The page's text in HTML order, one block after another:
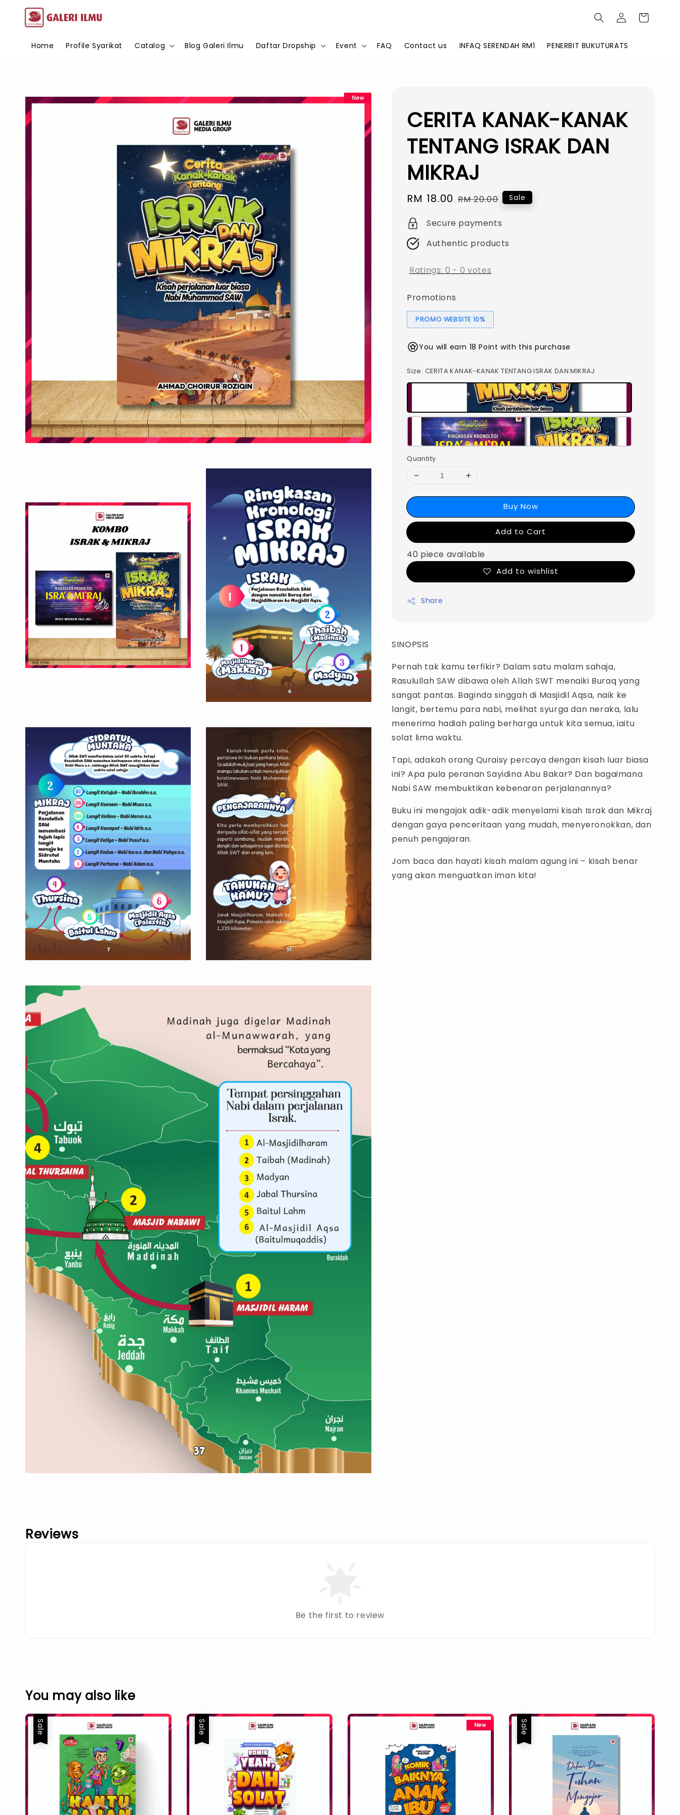
Home Profile Syarikat Catalog Blog Galeri Ilmu Daftar Dropship Event FAQ Contact us INFAQ SERENDAH RM1 PENERBIT BUKUTURATS
New
CERITA KANAK-KANAK
TENTANG ISRAK DAN
MIKRAJ
Sale
price
RM 18.00 Regular
RM 20.00 Sale
Secure payments
Authentic products
Ratings: 0 -0 votes
Promotions
PROMO WEBSITE 10%
You will earn 18 Point with this purchase
Size: CERITA KANAK-KANAK TENTANG ISRAK DAN MIKRAJ
Quantity
Buy Now
Add to Cart
40 piece available
Add to wishlist
Share
SINOPSIS
Pernah tak kamu terfikir? Dalam satu malam sahaja,
Rasulullah SAW dibawa oleh Allah SWT menaiki Buraq yang
sangat pantas. Baginda singgah di Masjidil Aqsa, naik ke
langit, bertemu para nabi, melihat syurga dan neraka, lalu
menerima hadiah paling berharga untuk kita semua, iaitu
solat lima waktu.
Tapi, adakah orang Quraisy percaya dengan kisah luar biasa
ini? Apa pula peranan Sayidina Abu Bakar? Dan bagaimana
Nabi SAW membuktikan kebenaran perjalanannya?
Buku ini mengajak adik-adik menyelami kisah Israk dan Mikraj
dengan gaya penceritaan yang mudah, menyeronokkan, dan
penuh pengajaran.
Jom baca dan hayati kisah malam agung ini – kisah benar
yang akan menguatkan iman kita!
Reviews
Be the first to review
You may also like
Sale
Sale New Sale